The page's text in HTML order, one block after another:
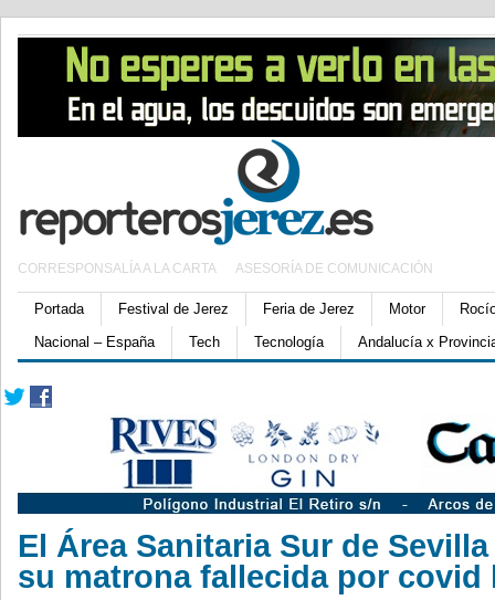
CORRESPONSALÍA A LA CARTA ASESORÍA DE COMUNICACIÓN
Portada Festival de Jerez Feria de Jerez Motor
Nacional – España
Tech Tecnología Andalucía x
El Área Sanitaria Sur de
su matrona fallecida por covid